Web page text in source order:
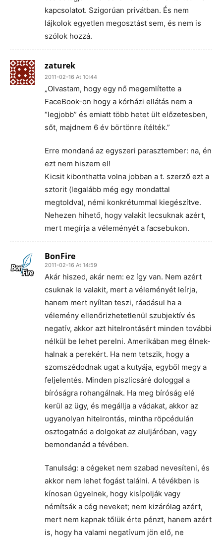
kapcsolatot. Szigorúan privátban. És nem
lájkolok egyetlen megosztást sem, és nem is
szólok hozzá.
zaturek
2011-02-16 At 10:44
„Olvastam, hogy egy nő megemlítette a
FaceBook-on hogy a kórházi ellátás nem a
“legjobb” és emiatt több hetet ült előzetesben,
sőt, majdnem 6 év börtönre ítélték.”
Erre mondaná az egyszeri parasztember: na, én
ezt nem hiszem el!
Kicsit kibonthatta volna jobban a t. szerző ezt a
sztorit (legalább még egy mondattal
megtoldva), némi konkrétummal kiegészítve.
Nehezen hihető, hogy valakit lecsuknak azért,
mert megírja a véleményét a facsebukon.
BonFire
2011-02-16 At 14:59
Akár hiszed, akár nem: ez így van. Nem azért
csuknak le valakit, mert a véleményét leírja,
hanem mert nyíltan teszi, ráadásul ha a
vélemény ellenőrizhetetlenül szubjektív és
negatív, akkor azt hitelrontásért minden további
nélkül be lehet perelni. Amerikában meg élnek-
halnak a perekért. Ha nem tetszik, hogy a
szomszédodnak ugat a kutyája, egyből megy a
feljelentés. Minden piszlicsáré dologgal a
bíróságra rohangálnak. Ha meg bíróság elé
kerül az ügy, és megállja a vádakat, akkor az
ugyanolyan hitelrontás, mintha röpcédulán
osztogatnád a dolgokat az aluljáróban, vagy
bemondanád a tévében.
Tanulság: a cégeket nem szabad nevesíteni, és
akkor nem lehet fogást találni. A tévékben is
kínosan ügyelnek, hogy kisípolják vagy
némítsák a cég neveket; nem kizárólag azért,
mert nem kapnak tőlük érte pénzt, hanem azért
is, hogy ha valami negatívum jön elő, ne